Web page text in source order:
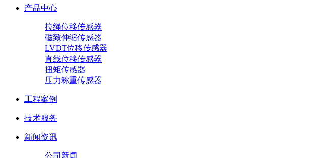
产品中心
拉绳位移传感器
磁致伸缩传感器
LVDT位移传感器
直线位移传感器
扭矩传感器
压力称重传感器
工程案例
技术服务
新闻资讯
公司新闻